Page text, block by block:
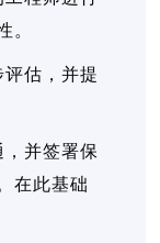
。
估，并提
并签署保
在此基础